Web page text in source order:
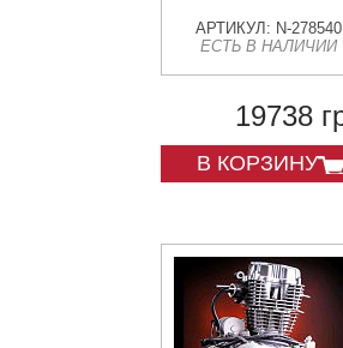
АРТИКУЛ: N-278540
ЕСТЬ В НАЛИЧИИ
19738
В КОРЗИНУ